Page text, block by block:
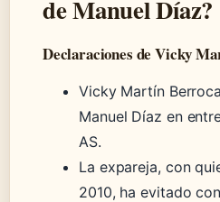
de Manuel Díaz?
Declaraciones de Vicky
Vicky Martín
Manuel Díaz en
AS.
La expareja, con
2010, ha evitado